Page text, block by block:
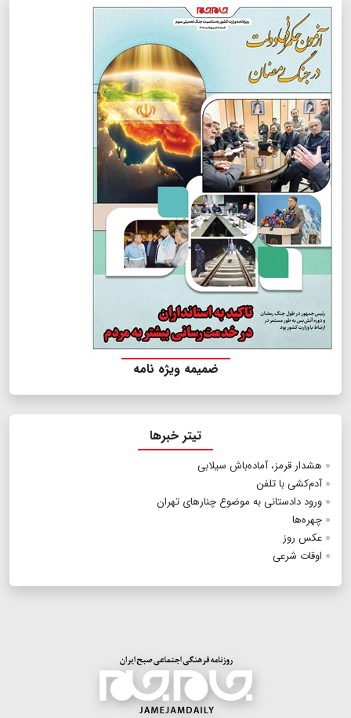
ضمیمه ویژه نامه
تیتر خبرها
هشدار قرمز، آماده‌باش سیلابی
آدم‌کشی با تلفن
ورود دادستانی به موضوع چنارهای تهران
چهره‌ها
عکس روز
اوقات شرعی